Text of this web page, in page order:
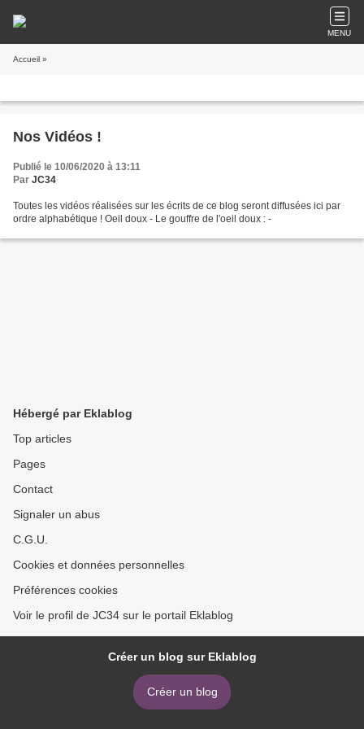
MENU
Accueil »
Nos Vidéos !
Publié le 10/06/2020 à 13:11
Par JC34
Toutes les vidéos réalisées sur les écrits de ce blog seront diffusées ici par
ordre alphabétique ! Oeil doux - Le gouffre de l'oeil doux : -
Hébergé par Eklablog
Top articles
Pages
Contact
Signaler un abus
C.G.U.
Cookies et données personnelles
Préférences cookies
Voir le profil de JC34 sur le portail Eklablog
Créer un blog sur Eklablog
Créer un blog